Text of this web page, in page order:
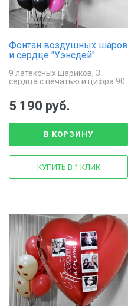
Фонтан воздушных шаров
и сердце "Уэнсдей"
9 латексных шариков, 3
сердца с печатью и цифра 90
5 190 руб.
В КОРЗИНУ
КУПИТЬ В 1 КЛИК